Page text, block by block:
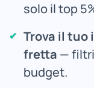
solo il top
Trova il tuo
fretta —
budget.